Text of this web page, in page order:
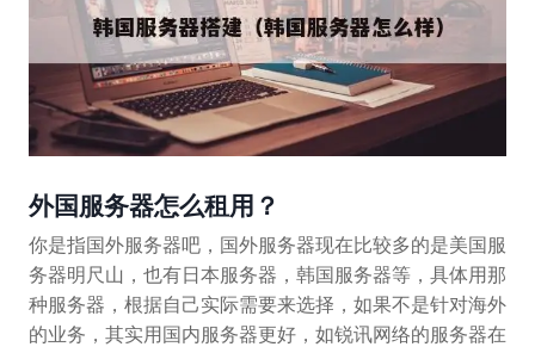
外国服务器怎么租用？
你是指国外服务器吧，国外服务器现在比较多的是美国服
务器明尺山，也有日本服务器，韩国服务器等，具体用那
种服务器，根据自己实际需要来选择，如果不是针对海外
的业务，其实用国内服务器更好，如锐讯网络的服务器在